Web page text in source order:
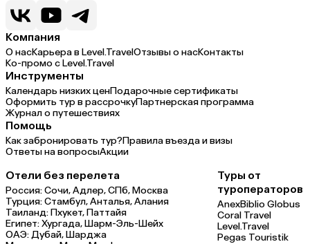
Компания
О насКарьера в Level.TravelОтзывы о насКонтакты
Ко-промо с Level.Travel
Инструменты
Календарь низких ценПодарочные сертификаты
Оформить тур в рассрочкуПартнерская программа
Журнал о путешествиях
Помощь
Как забронировать тур?Правила въезда и визы
Ответы на вопросыАкции
Отели без перелета
Россия:Сочи,Адлер,СПб,Москва
Турция:Стамбул,Анталья,Алания
Таиланд:Пхукет,Паттайя
Египет:Хургада,Шарм-Эль-Шейх
ОАЭ:Дубай,Шарджа
Туры от
туроператоров
AnexBiblio Globus
Coral Travel
Level.Travel
Pegas Touristik